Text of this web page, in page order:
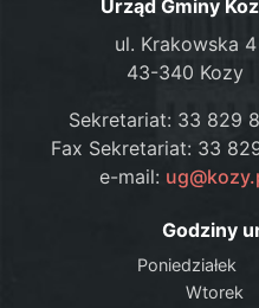
Urząd Gminy
ul. Krakowska 4
43-340 Kozy
Sekretariat: 33 829
Fax Sekretariat: 33
e-mail:
Godziny
Poniedziałek
Wtorek